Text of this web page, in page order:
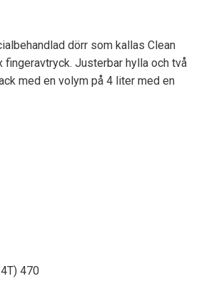
dörr som kallas Clean
fingeravtryck. Justerbar hylla och två
med en volym på 4 liter med en
470